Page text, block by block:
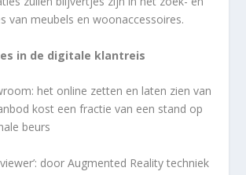
van meubels en woonaccessoires.
in de digitale klantreis
het online zetten en laten zien van
kost een fractie van een stand op
beurs
door Augmented Reality techniek